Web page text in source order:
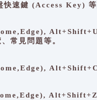
速鍵 (Access Key) 等
Alt+Shift+U
常見問題等。
Alt+Shift+C
Alt+Shift+Z